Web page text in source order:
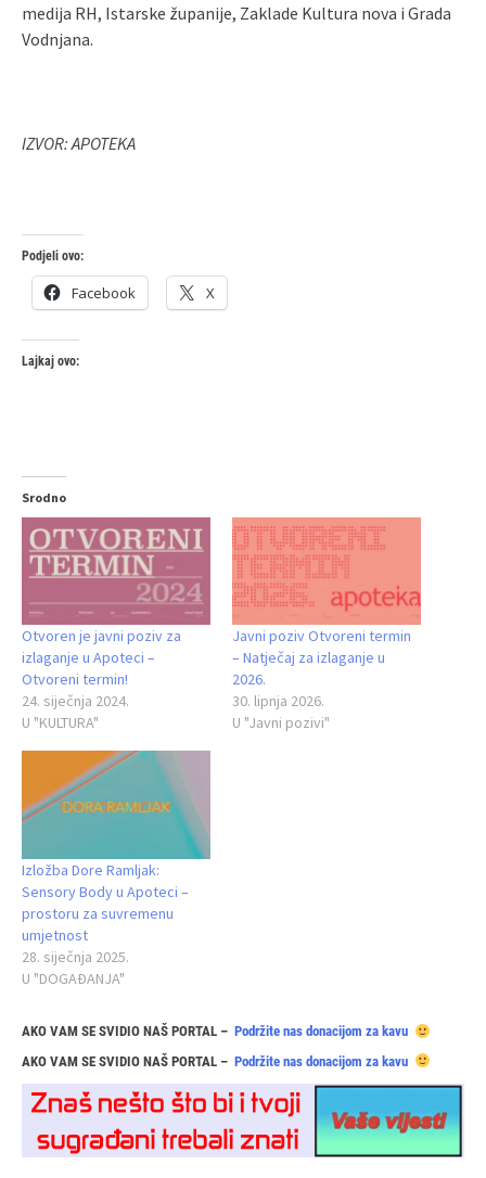
medija RH, Istarske županije, Zaklade Kultura nova i Grada
Vodnjana.
IZVOR: APOTEKA
Podjeli ovo:
Facebook X
Lajkaj ovo:
Srodno
Otvoren je javni poziv za
izlaganje u Apoteci –
Otvoreni termin!
24. siječnja 2024.
U "KULTURA"
Javni poziv Otvoreni termin
– Natječaj za izlaganje u
2026.
30. lipnja 2026.
U "Javni pozivi"
Izložba Dore Ramljak:
Sensory Body u Apoteci –
prostoru za suvremenu
umjetnost
28. siječnja 2025.
U "DOGAĐANJA"
AKO VAM SE SVIDIO NAŠ PORTAL – Podržite nas donacijom za kavu
AKO VAM SE SVIDIO NAŠ PORTAL – Podržite nas donacijom za kavu